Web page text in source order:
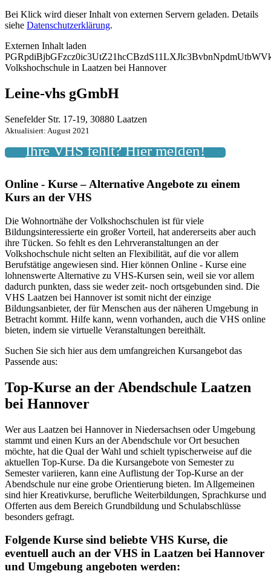
Bei Klick wird dieser Inhalt von externen Servern geladen. Details
siehe Datenschutzerklärung.
Externen Inhalt laden
Volkshochschule in Laatzen bei Hannover
Leine-vhs gGmbH
Senefelder Str. 17-19, 30880 Laatzen
Aktualisiert: August 2021
Ihre VHS fehlt? Hier melden!
Online - Kurse – Alternative Angebote zu einem
Kurs an der VHS
Die Wohnortnähe der Volkshochschulen ist für viele
Bildungsinteressierte ein großer Vorteil, hat andererseits aber auch
ihre Tücken. So fehlt es den Lehrveranstaltungen an der
Volkshochschule nicht selten an Flexibilität, auf die vor allem
Berufstätige angewiesen sind. Hier können Online - Kurse eine
lohnenswerte Alternative zu VHS-Kursen sein, weil sie vor allem
dadurch punkten, dass sie weder zeit- noch ortsgebunden sind. Die
VHS Laatzen bei Hannover ist somit nicht der einzige
Bildungsanbieter, der für Menschen aus der näheren Umgebung in
Betracht kommt. Hilfe kann, wenn vorhanden, auch die VHS online
bieten, indem sie virtuelle Veranstaltungen bereithält.
Suchen Sie sich hier aus dem umfangreichen Kursangebot das
Passende aus:
Top-Kurse an der Abendschule Laatzen
bei Hannover
Wer aus Laatzen bei Hannover in Niedersachsen oder Umgebung
stammt und einen Kurs an der Abendschule vor Ort besuchen
möchte, hat die Qual der Wahl und schielt typischerweise auf die
aktuellen Top-Kurse. Da die Kursangebote von Semester zu
Semester variieren, kann eine Auflistung der Top-Kurse an der
Abendschule nur eine grobe Orientierung bieten. Im Allgemeinen
sind hier Kreativkurse, berufliche Weiterbildungen, Sprachkurse und
Offerten aus dem Bereich Grundbildung und Schulabschlüsse
besonders gefragt.
Folgende Kurse sind beliebte VHS Kurse, die
eventuell auch an der VHS in Laatzen bei Hannover
und Umgebung angeboten werden: